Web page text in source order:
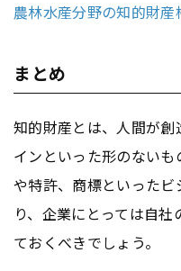
農林水産分野の知的財
まとめ
知的財産とは、人間が
インといった形のない
や特許、商標といった
り、企業にとっては自
ておくべきでしょう。